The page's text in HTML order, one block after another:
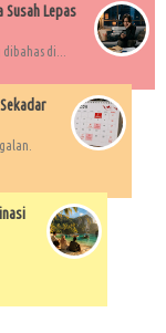
Lepas
di...